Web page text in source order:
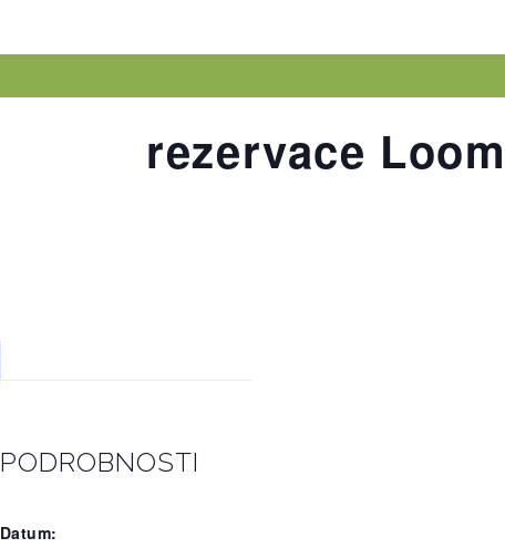
rezervace
PODROBNOSTI
Datum: